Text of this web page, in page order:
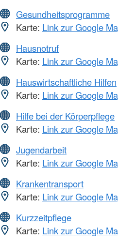
Gesundheitsprogramme
Karte: Link zur Google
Hausnotruf
Karte: Link zur Google
Hauswirtschaftliche Hilfen
Karte: Link zur Google
Hilfe bei der Körperpflege
Karte: Link zur Google
Jugendarbeit
Karte: Link zur Google
Krankentransport
Karte: Link zur Google
Kurzzeitpflege
Karte: Link zur Google